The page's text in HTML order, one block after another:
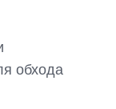
обхода